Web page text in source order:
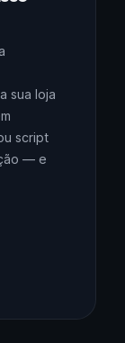
sua loja
script
— e